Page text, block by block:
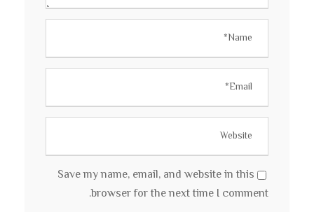
Save my name, email, and website in this
browser for the next time I comment.